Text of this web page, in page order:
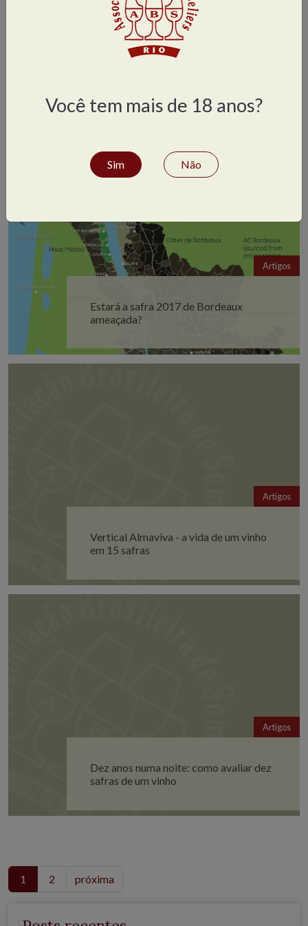
Artigos
Estará a safra 2017 de Bordeaux
ameaçada?
Artigos
Vertical Almaviva - a vida de um vinho
em 15 safras
Artigos
Dez anos numa noite: como avaliar dez
safras de um vinho
1 2 próxima
Você tem mais de 18 anos?
Sim Não